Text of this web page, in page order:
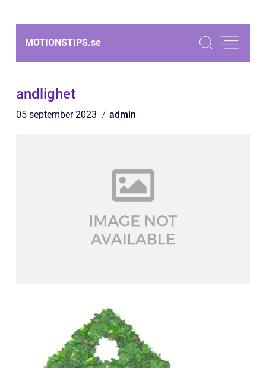
MOTIONSTIPS.se
andlighet
05 september 2023 admin